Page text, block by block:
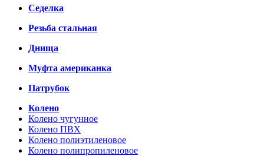
Седелка
Резьба стальная
Днища
Муфта американка
Патрубок
Колено
Колено чугунное
Колено ПВХ
Колено полиэтиленовое
Колено полипропиленовое